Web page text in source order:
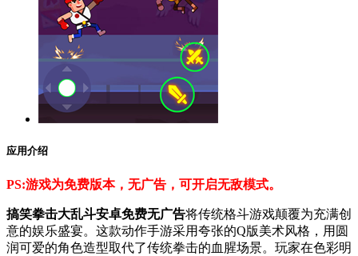
应用介绍
PS:游戏为免费版本，无广告，可开启无敌模式。
搞笑拳击大乱斗安卓免费无广告将传统格斗游戏颠覆为充满创
意的娱乐盛宴。这款动作手游采用夸张的Q版美术风格，用圆
润可爱的角色造型取代了传统拳击的血腥场景。玩家在色彩明